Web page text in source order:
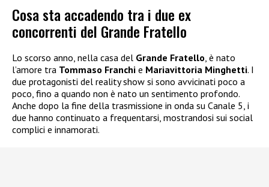
Cosa sta accadendo tra i due ex
concorrenti del Grande Fratello
Lo scorso anno, nella casa del Grande Fratello, è nato
l’amore tra Tommaso Franchi e Mariavittoria Minghetti. I
due protagonisti del reality show si sono avvicinati poco a
poco, fino a quando non è nato un sentimento profondo.
Anche dopo la fine della trasmissione in onda su Canale 5, i
due hanno continuato a frequentarsi, mostrandosi sui social
complici e innamorati.